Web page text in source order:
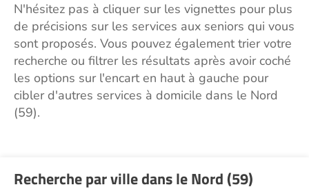
N'hésitez pas à cliquer sur les vignettes pour plus
de précisions sur les services aux seniors qui vous
sont proposés. Vous pouvez également trier votre
recherche ou filtrer les résultats après avoir coché
les options sur l'encart en haut à gauche pour
cibler d'autres services à domicile dans le Nord
(59).
Recherche par ville dans le Nord (59)